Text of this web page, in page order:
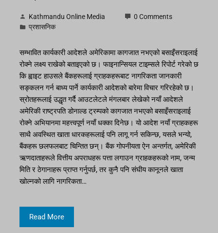
Kathmandu Online Media
0 Comments
प्रशासनिक
सम्भावित कार्यकारी आदेशले अमेरिकामा कागजात नभएको बसाइँसराइलाई
रोक्ने लक्ष्य राखेको बताइएको छ। फाइनान्सियल टाइम्सले रिपोर्ट गरेको छ
कि ह्वाइट हाउसले बैंकहरूलाई ग्राहकहरूबाट नागरिकता जानकारी
सङ्कलन गर्न बाध्य पार्ने कार्यकारी आदेशको बारेमा विचार गरिरहेको छ।
स्रोतहरूलाई उद्धृत गर्दै आउटलेटले मंगलबार लेखेको नयाँ आदेशले
अमेरिकी राष्ट्रपति डोनाल्ड ट्रम्पको कागजात नभएको बसाइँसराइलाई
रोक्ने अभियानमा महत्त्वपूर्ण नयाँ धक्का दिनेछ। यो आदेश नयाँ ग्राहकहरू
साथै अवस्थित खाता धारकहरूलाई पनि लागू गर्न सकिन्छ, यसले भन्यो,
बैंकहरू छलफलबाट चिन्तित छन्। बैंक गोपनीयता ऐन अन्तर्गत, अमेरिकी
ऋणदाताहरूले वित्तीय अपराधहरू पत्ता लगाउन ग्राहकहरूको नाम, जन्म
मिति र ठेगानाहरू प्राप्त गर्नुपर्छ, तर कुनै पनि संघीय कानूनले खाता
खोल्नको लागि नागरिकता…
Read More